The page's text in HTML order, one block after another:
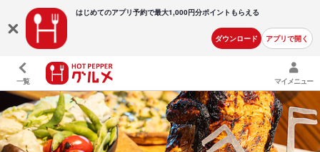
はじめてのアプリ予約で最大1,000円分ポイントもらえる
ダウンロード アプリで開く
一覧 マイメニュー